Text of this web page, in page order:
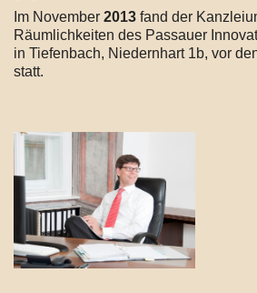
Im November 2013 fand der
Räumlichkeiten des Passauer
in Tiefenbach, Niedernhart 1b, vor
statt.